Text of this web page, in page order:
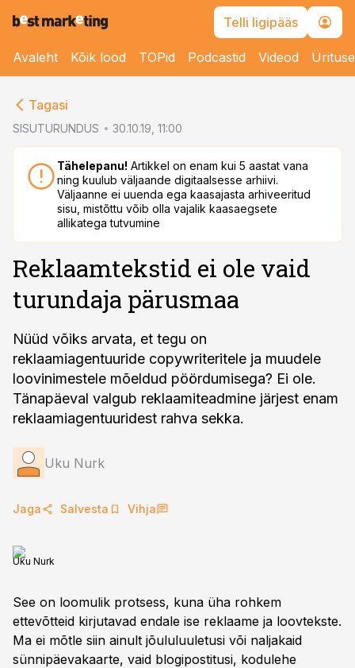
Telli ligipääs
Avaleht Kõik lood TOPid Podcastid Videod
Tagasi
SISUTURUNDUS 30.10.19, 11:00
Tähelepanu! Artikkel on enam kui 5 aastat vana
ning kuulub väljaande digitaalsesse arhiivi.
Väljaanne ei uuenda ega kaasajasta arhiveeritud
sisu, mistõttu võib olla vajalik kaasaegsete
allikatega tutvumine
Reklaamtekstid ei ole vaid
turundaja pärusmaa
Nüüd võiks arvata, et tegu on
reklaamiagentuuride copywriteritele ja muudele
loovinimestele mõeldud pöördumisega? Ei ole.
Tänapäeval valgub reklaamiteadmine järjest enam
reklaamiagentuuridest rahva sekka.
Uku Nurk
Jaga Salvesta Vihja
Uku Nurk
See on loomulik protsess, kuna üha rohkem
ettevõtteid kirjutavad endale ise reklaame ja loovtekste.
Ma ei mõtle siin ainult jõululuuletusi või naljakaid
sünnipäevakaarte, vaid blogipostitusi, kodulehe